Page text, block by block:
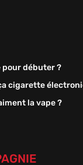
débuter ?
cigarette
la vape ?